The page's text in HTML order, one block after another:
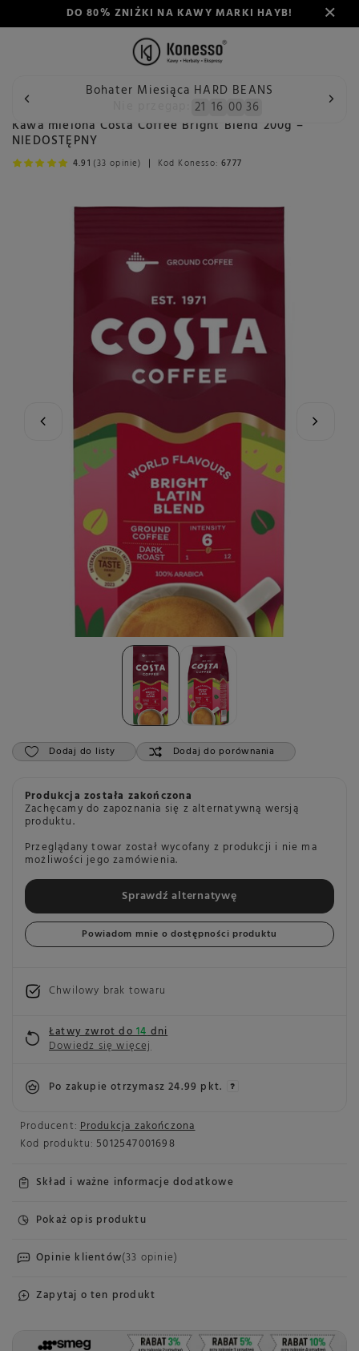
DO 80% ZNIŻKI NA KAWY MARKI HAYB!
Bohater Miesiąca HARD BEANS
21 16 00 34
Wstecz Konesso Kawa mielona Costa Coffee Bright Blend
Kawa mielona Costa Coffee Bright Blend 200g –
NIEDOSTĘPNY
4.91 (33 opinie) Kod Konesso:6777
Dodaj do listy Dodaj do porównania
Producent: Produkcja zakończona
Kod produktu: 5012547001698
Skład i ważne informacje dodatkowe
Pokaż opis produktu
Opinie klientów(33 opinie)
Zapytaj o ten produkt
Produkcja została zakończona
Zachęcamy do zapoznania się z alternatywną wersją
produktu.
Przeglądany towar został wycofany z produkcji i nie ma
możliwości jego zamówienia.
Sprawdź alternatywę
Powiadom mnie o dostępności produktu
Chwilowy brak towaru
Łatwy zwrot do14dni
Dowiedz się więcej
Po zakupie otrzymasz24.99 pkt.